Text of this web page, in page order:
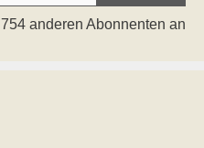
anderen Abonnenten an